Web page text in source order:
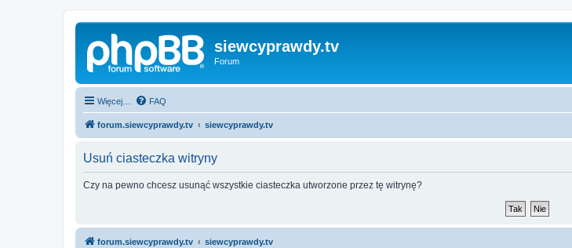
siewcyprawdy.tv
Forum
Więcej… FAQ
forum.siewcyprawdy.tv siewcyprawdy.tv
Usuń ciasteczka witryny
Czy na pewno chcesz usunąć wszystkie ciasteczka utworzone przez tę witrynę?
forum.siewcyprawdy.tv siewcyprawdy.tv